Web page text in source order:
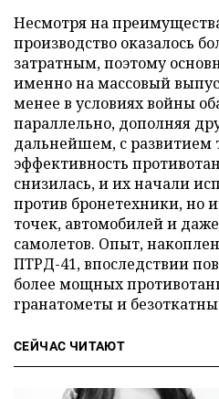
Несмотря на
производство оказалось
затратным, поэтому
именно на массовый
менее в условиях войны
параллельно, дополняя
дальнейшем, с развитием
эффективность
снизилась, и их начали
против бронетехники, но
точек, автомобилей и
самолетов. Опыт,
ПТРД-41, впоследствии
более мощных
гранатометы и
СЕЙЧАС ЧИТАЮТ